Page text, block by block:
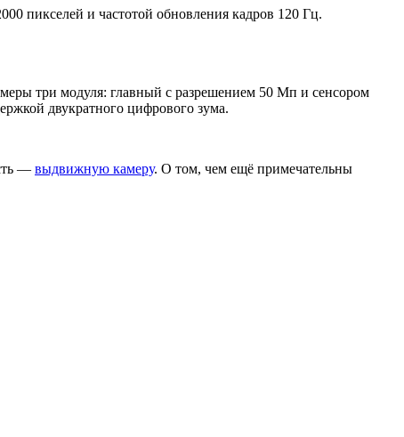
пикселей и частотой обновления кадров 120 Гц.
три модуля: главный с разрешением 50 Мп и сенсором
двукратного цифрового зума.
— выдвижную камеру. О том, чем ещё примечательны